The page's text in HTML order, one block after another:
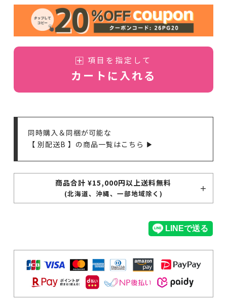
項目を指定して
カートに入れる
同時購入＆同梱が可能な
【 別配送B 】の商品一覧はこちら ▶
商品合計 ¥15,000円以上送料無料
(北海道、沖縄、一部地域除く)